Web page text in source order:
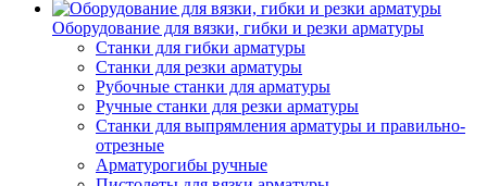
Оборудование для вязки, гибки и резки арматуры
Станки для гибки арматуры
Станки для резки арматуры
Рубочные станки для арматуры
Ручные станки для резки арматуры
Станки для выпрямления арматуры и правильно-
отрезные
Арматурогибы ручные